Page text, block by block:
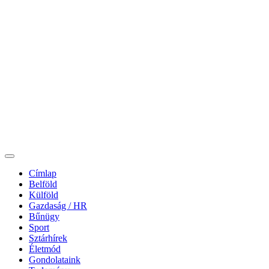
Címlap
Belföld
Külföld
Gazdaság / HR
Bűnügy
Sport
Sztárhírek
Életmód
Gondolataink